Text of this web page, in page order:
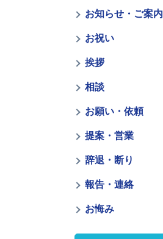
お知らせ・ご案内
お祝い
挨拶
相談
お願い・依頼
提案・営業
辞退・断り
報告・連絡
お悔み